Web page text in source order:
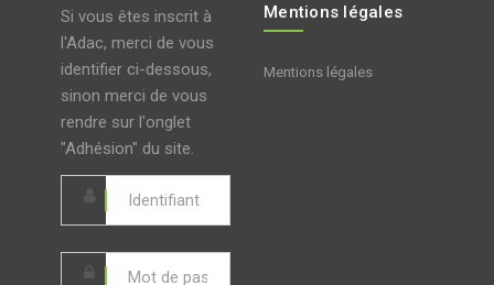
Si vous êtes inscrit à
l'Adac, merci de vous
identifier ci-dessous,
sinon merci de vous
rendre sur l'onglet
"Adhésion" du site.
Mentions légales
Mentions légales